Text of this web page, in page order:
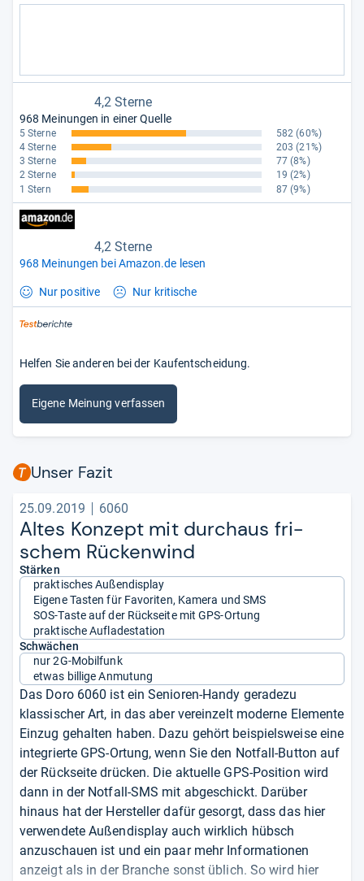
4,2 Sterne
968 Meinungen in einer Quelle
5 Sterne 582 (60%)
4 Sterne
203 (21%)
3 Sterne
77 (8%)
2 Sterne
19 (2%)
1 Stern
87 (9%)
4,2 Sterne
968 Meinungen bei Amazon.de lesen
Nur positive Nur kritische
Helfen Sie anderen bei der Kaufentscheidung.
Eigene Meinung verfassen
Unser Fazit
25.09.2019 6060
Altes Kon­zept mit durch­aus fri­
schem Rücken­wind
Stärken
praktisches Außendisplay
Eigene Tasten für Favoriten, Kamera und SMS
SOS-Taste auf der Rückseite mit GPS-Ortung
praktische Aufladestation
Schwächen
nur 2G-Mobilfunk
etwas billige Anmutung
Das Doro 6060 ist ein Senioren-Handy geradezu
klassischer Art, in das aber vereinzelt moderne Elemente
Einzug gehalten haben. Dazu gehört beispielsweise eine
integrierte GPS-Ortung, wenn Sie den Notfall-Button auf
der Rückseite drücken. Die aktuelle GPS-Position wird
dann in der Notfall-SMS mit abgeschickt. Darüber
hinaus hat der Hersteller dafür gesorgt, dass das hier
verwendete Außendisplay auch wirklich hübsch
anzuschauen ist und ein paar mehr Informationen
anzeigt als in der Branche sonst üblich. So wird hier